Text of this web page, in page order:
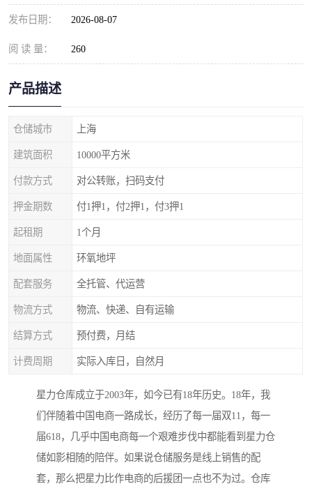
发布日期： 2026-08-07
阅 读 量： 260
产品描述
仓储城市 上海
建筑面积 10000平方米
付款方式 对公转账，扫码支付
押金期数 付1押1，付2押1，付3押1
起租期 1个月
地面属性 环氧地坪
配套服务 全托管、代运营
物流方式 物流、快递、自有运输
结算方式 预付费，月结
计费周期 实际入库日，自然月
星力仓库成立于2003年，如今已有18年历史。18年，我
们伴随着中国电商一路成长，经历了每一届双11，每一
届618，几乎中国电商每一个艰难步伐中都能看到星力仓
储如影相随的陪伴。如果说仓储服务是线上销售的配
套，那么把星力比作电商的后援团一点也不为过。仓库